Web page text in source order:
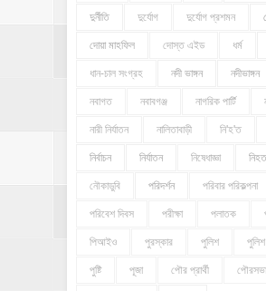
দুর্নীতি দুর্যোগ দুর্যোগ প্রশমন
দোয়া মাহফিল দোস্ত এইড ধর্ম
ধান-চাল সংগ্রহ নদী ভাঙ্গন নদীভাঙ্গন
নবাগত নবাবগঞ্জ নাগরিক পার্টি
নারী নির্যাতন নালিতাবাড়ী নি'হ'ত
নির্বাচন নির্যাতন নিষেধাজ্ঞা নিহত
নৌকাডুবি পরিদর্শন পরিবার পরিকল্পনা
পরিবেশ দিবস পরীক্ষা পলাতক
পিআইও পুরস্কার পুলিশ
পুষ্টি পূজা পৌর প্রার্থী পৌরসভা